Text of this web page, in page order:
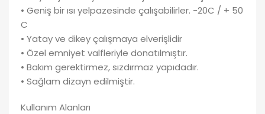
• Geniş bir ısı yelpazesinde çalışabilirler. -20C / + 50
C
• Yatay ve dikey çalışmaya elverişlidir
• Özel emniyet valfleriyle donatılmıştır.
• Bakım gerektirmez, sızdırmaz yapıdadır.
• Sağlam dizayn edilmiştir.
Kullanım Alanları